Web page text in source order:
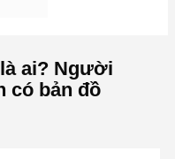
ai? Người
có bản đồ